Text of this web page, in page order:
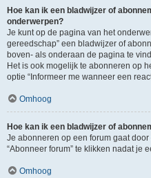
Hoe kan ik een bladwijzer of
onderwerpen?
Je kunt op de pagina van het
gereedschap” een bladwijzer of
boven- als onderaan de pagina te
Het is ook mogelijk te abonneren op
optie “Informeer me wanneer een
Omhoog
Hoe kan ik een bladwijzer of
Je abonneren op een forum gaat
“Abonneer forum” te klikken nadat je
Omhoog